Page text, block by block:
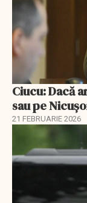
Ciucu: Dacă
sau pe
21 FEBRUARIE 2026